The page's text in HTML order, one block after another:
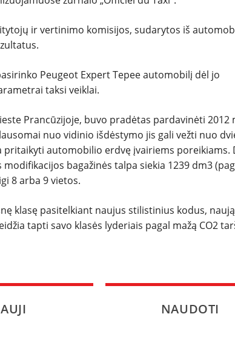
ir vertinimo komisijos, sudarytos iš
Peugeot Expert Tepee automobilį dėl jo
taksi veiklai.
Prancūzijoje, buvo pradėtas pardavinėti 2012
nuo vidinio išdėstymo jis gali vežti nuo
automobilio erdvę įvairiems poreikiams.
bagažinės talpa siekia 1239 dm3
8 arba 9 vietos.
klasę pasitelkiant naujus stilistinius kodus, naują
tapti savo klasės lyderiais pagal mažą CO2
NAUDOTI